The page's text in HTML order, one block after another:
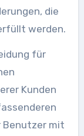
die
werden.
für
Kunden
Benutzer mit